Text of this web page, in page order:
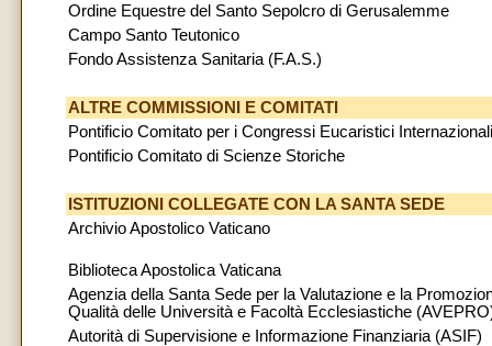
Ordine Equestre del Santo Sepolcro di Gerusalemme
Campo Santo Teutonico
Fondo Assistenza Sanitaria (F.A.S.)
ALTRE COMMISSIONI E COMITATI
Pontificio Comitato per i Congressi Eucaristici Internazionali
Pontificio Comitato di Scienze Storiche
ISTITUZIONI COLLEGATE CON LA SANTA SEDE
Archivio Apostolico Vaticano
Biblioteca Apostolica Vaticana
Agenzia della Santa Sede per la Valutazione e la
Qualità delle Università e Facoltà Ecclesiastiche
Autorità di Supervisione e Informazione Finanziaria (ASIF)